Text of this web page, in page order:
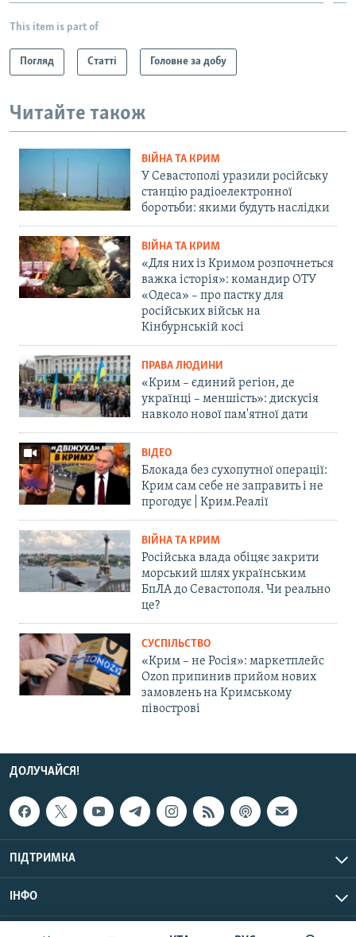
This item is part of
Погляд Статті Головне за добу
Читайте також
ВІЙНА ТА КРИМ
У Севастополі уразили російську
станцію радіоелектронної
боротьби: якими будуть наслідки
ВІЙНА ТА КРИМ
«Для них із Кримом розпочнеться
важка історія»: командир ОТУ
«Одеса» – про пастку для
російських військ на
Кінбурнській косі
ПРАВА ЛЮДИНИ
«Крим – єдиний регіон, де
українці – меншість»: дискусія
навколо нової пам'ятної дати
ВІДЕО
Блокада без сухопутної операції:
Крим сам себе не заправить і не
прогодує | Крим.Реалії
ВІЙНА ТА КРИМ
Російська влада обіцяє закрити
морський шлях українським
БпЛА до Севастополя. Чи реально
це?
СУСПІЛЬСТВО
«Крим – не Росія»: маркетплейс
Ozon припинив прийом нових
замовлень на Кримському
півострові
ДОЛУЧАЙСЯ!
ПІДТРИМКА
ІНФО